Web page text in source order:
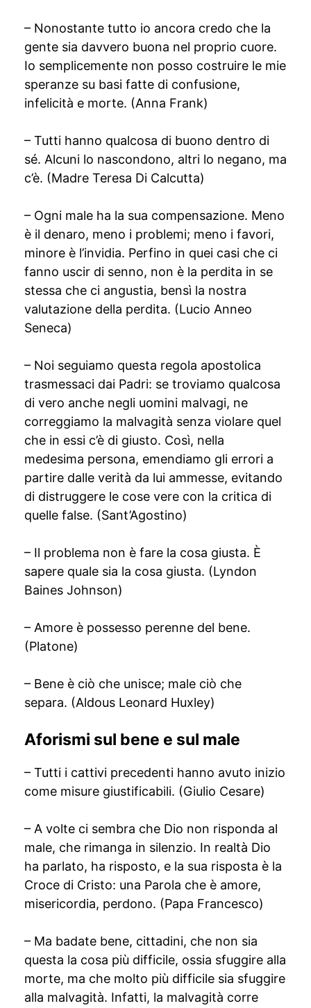
– Nonostante tutto io ancora credo che la
gente sia davvero buona nel proprio cuore.
Io semplicemente non posso costruire le mie
speranze su basi fatte di confusione,
infelicità e morte. (Anna Frank)
– Tutti hanno qualcosa di buono dentro di
sé. Alcuni lo nascondono, altri lo negano, ma
c’è. (Madre Teresa Di Calcutta)
– Ogni male ha la sua compensazione. Meno
è il denaro, meno i problemi; meno i favori,
minore è l’invidia. Perfino in quei casi che ci
fanno uscir di senno, non è la perdita in se
stessa che ci angustia, bensì la nostra
valutazione della perdita. (Lucio Anneo
Seneca)
– Noi seguiamo questa regola apostolica
trasmessaci dai Padri: se troviamo qualcosa
di vero anche negli uomini malvagi, ne
correggiamo la malvagità senza violare quel
che in essi c’è di giusto. Così, nella
medesima persona, emendiamo gli errori a
partire dalle verità da lui ammesse, evitando
di distruggere le cose vere con la critica di
quelle false. (Sant’Agostino)
– Il problema non è fare la cosa giusta. È
sapere quale sia la cosa giusta. (Lyndon
Baines Johnson)
– Amore è possesso perenne del bene.
(Platone)
– Bene è ciò che unisce; male ciò che
separa. (Aldous Leonard Huxley)
Aforismi sul bene e sul male
– Tutti i cattivi precedenti hanno avuto inizio
come misure giustificabili. (Giulio Cesare)
– A volte ci sembra che Dio non risponda al
male, che rimanga in silenzio. In realtà Dio
ha parlato, ha risposto, e la sua risposta è la
Croce di Cristo: una Parola che è amore,
misericordia, perdono. (Papa Francesco)
– Ma badate bene, cittadini, che non sia
questa la cosa più difficile, ossia sfuggire alla
morte, ma che molto più difficile sia sfuggire
alla malvagità. Infatti, la malvagità corre